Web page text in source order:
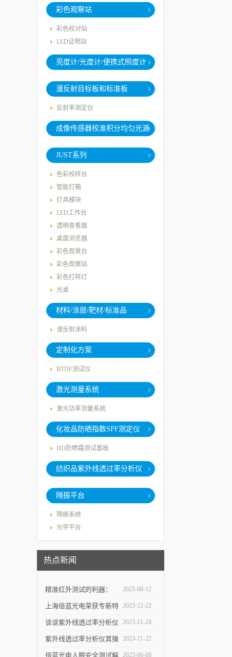
彩色观察站
彩色校对站
LED证明站
亮度计/光度计/便携式照度计
漫反射目标板和标准板
反射率测定仪
成像传感器校准积分均匀光源
JUST系列
色彩校样台
智能灯箱
灯具模块
LED工作台
透明查看器
桌面浏览器
彩色观景台
彩色观察站
彩色打样灯
光桌
材料/涂层/靶材/标准品
漫反射涂料
定制化方案
BTDF测试仪
激光测量系统
激光功率测量系统
化妆品防晒指数SPF测定仪
HD防晒霜测试基板
纺织品紫外线透过率分析仪
隔振平台
隔振系统
光学平台
热点新闻
精准红外测试的利器：
SBIR Infinity系列差分黑
体系统
2025-08-12
上海倍蓝光电荣获专新特
精中小企业称号
2023-12-22
谈谈紫外线透过率分析仪
常见的应用领域
2023-11-24
紫外线透过率分析仪其操
作步骤是怎样的呢？
2023-11-22
倍蓝光电人眼安全测试解 2023-06-08